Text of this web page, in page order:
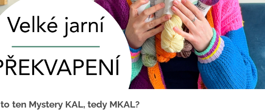
ten Mystery KAL, tedy MKAL?